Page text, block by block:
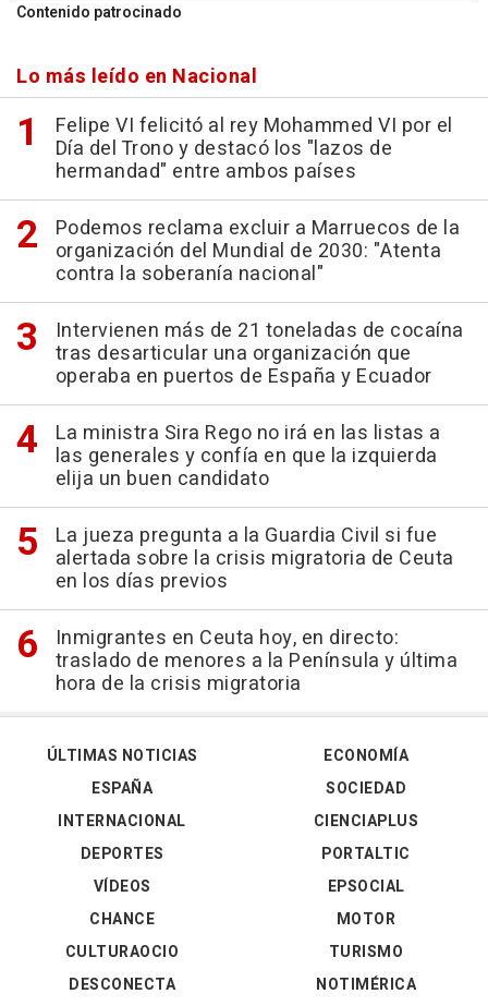
Contenido patrocinado
Lo más leído en Nacional
Felipe VI felicitó al rey Mohammed VI por el
Día del Trono y destacó los "lazos de
hermandad" entre ambos países
Podemos reclama excluir a Marruecos de la
organización del Mundial de 2030: "Atenta
contra la soberanía nacional"
Intervienen más de 21 toneladas de cocaína
tras desarticular una organización que
operaba en puertos de España y Ecuador
La ministra Sira Rego no irá en las listas a
las generales y confía en que la izquierda
elija un buen candidato
La jueza pregunta a la Guardia Civil si fue
alertada sobre la crisis migratoria de Ceuta
en los días previos
Inmigrantes en Ceuta hoy, en directo:
traslado de menores a la Península y última
hora de la crisis migratoria
ÚLTIMAS NOTICIAS
ESPAÑA
INTERNACIONAL
DEPORTES
VÍDEOS
ECONOMÍA
SOCIEDAD
CIENCIAPLUS
PORTALTIC
EPSOCIAL
CHANCE
CULTURAOCIO
DESCONECTA
MOTOR
TURISMO
NOTIMÉRICA